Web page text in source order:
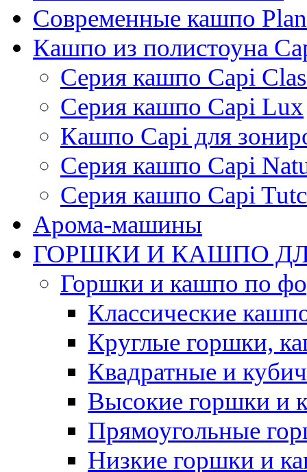
Современные кашпо
Кашпо из полистоуна
Серия кашпо Capi
Серия кашпо Capi Lux
Кашпо Capi для
Серия кашпо Capi
Серия кашпо Capi
Арома-машины
ГОРШКИ И КАШПО
Горшки и кашпо по
Классические
Круглые горшки,
Квадратные и
Высокие горшки и
Прямоугольные
Низкие горшки и